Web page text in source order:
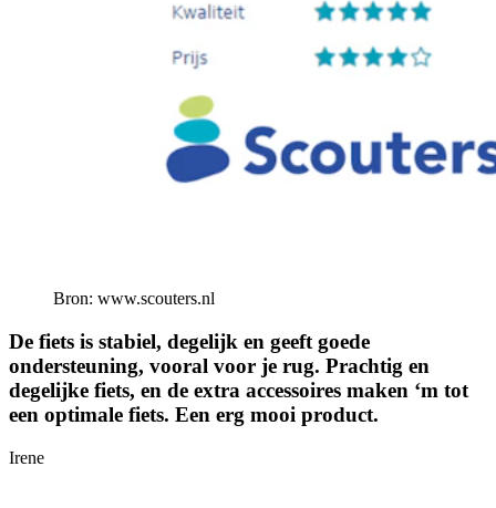
Bron: www.scouters.nl
De fiets is stabiel, degelijk en geeft goede
ondersteuning, vooral voor je rug. Prachtig en
degelijke fiets, en de extra accessoires maken ‘m tot
een optimale fiets. Een erg mooi product.
Irene